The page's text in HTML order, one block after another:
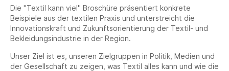
Die "Textil kann viel" Broschüre präsentiert konkrete
Beispiele aus der textilen Praxis und unterstreicht die
Innovationskraft und Zukunftsorientierung der Textil- und
Bekleidungsindustrie in der Region.
Unser Ziel ist es, unseren Zielgruppen in Politik, Medien und
der Gesellschaft zu zeigen, was Textil alles kann und wie die